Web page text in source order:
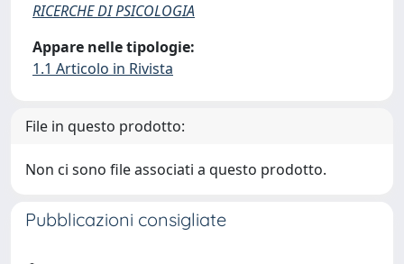
RICERCHE DI PSICOLOGIA
Appare nelle tipologie:
1.1 Articolo in Rivista
File in questo prodotto:
Non ci sono file associati a questo prodotto.
Pubblicazioni consigliate